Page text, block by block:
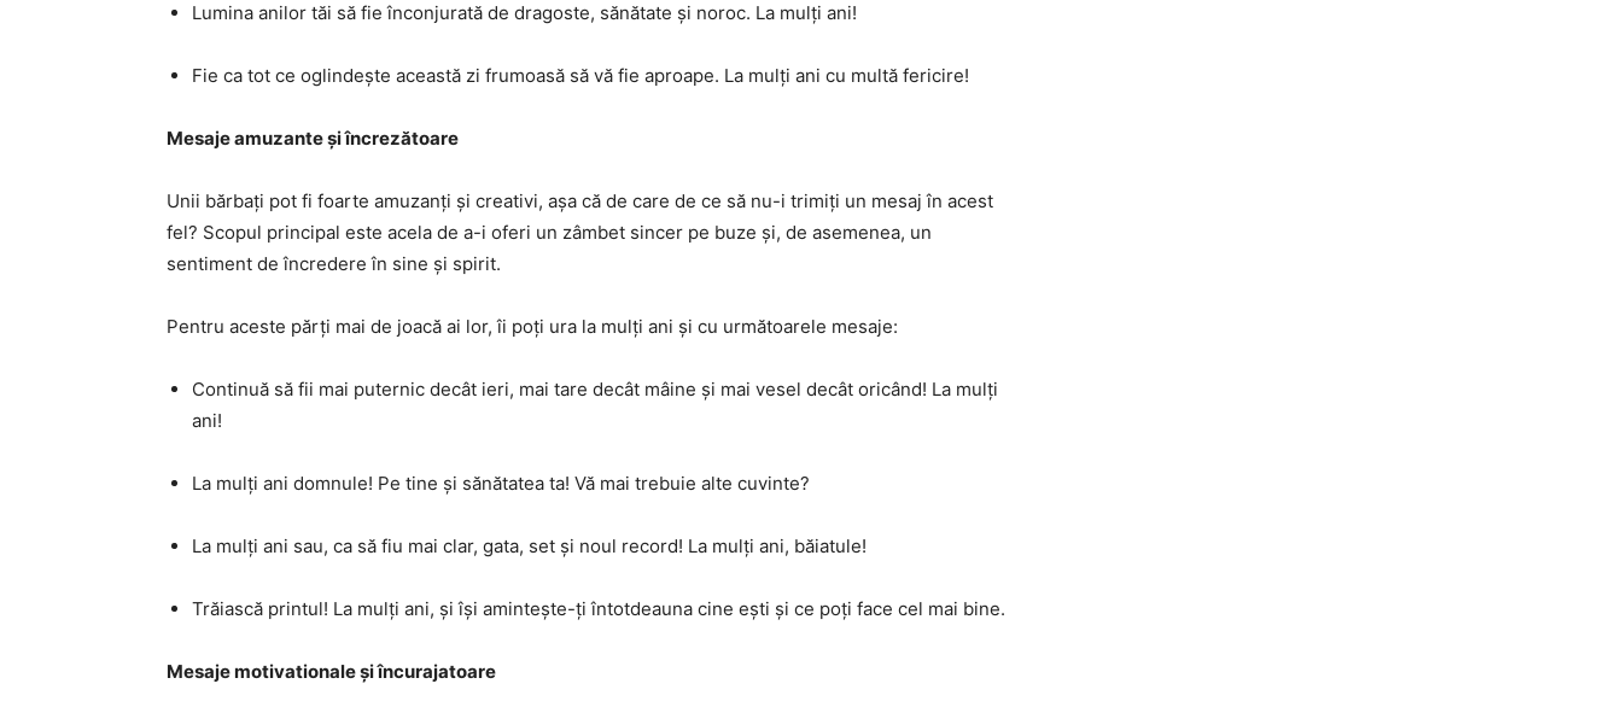
Lumina anilor tăi să fie înconjurată de dragoste, sănătate și noroc. La mulți ani!
Fie ca tot ce oglindește această zi frumoasă să vă fie aproape. La mulți ani cu multă fericire!
Mesaje amuzante și încrezătoare
Unii bărbați pot fi foarte amuzanți și creativi, așa că de care de ce să nu-i trimiți un mesaj în acest
fel? Scopul principal este acela de a-i oferi un zâmbet sincer pe buze și, de asemenea, un
sentiment de încredere în sine și spirit.
Pentru aceste părți mai de joacă ai lor, îi poți ura la mulți ani și cu următoarele mesaje:
Continuă să fii mai puternic decât ieri, mai tare decât mâine și mai vesel decât oricând! La mulți
ani!
La mulți ani domnule! Pe tine și sănătatea ta! Vă mai trebuie alte cuvinte?
La mulți ani sau, ca să fiu mai clar, gata, set și noul record! La mulți ani, băiatule!
Trăiască printul! La mulți ani, și își amintește-ți întotdeauna cine ești și ce poți face cel mai bine.
Mesaje motivationale și încurajatoare